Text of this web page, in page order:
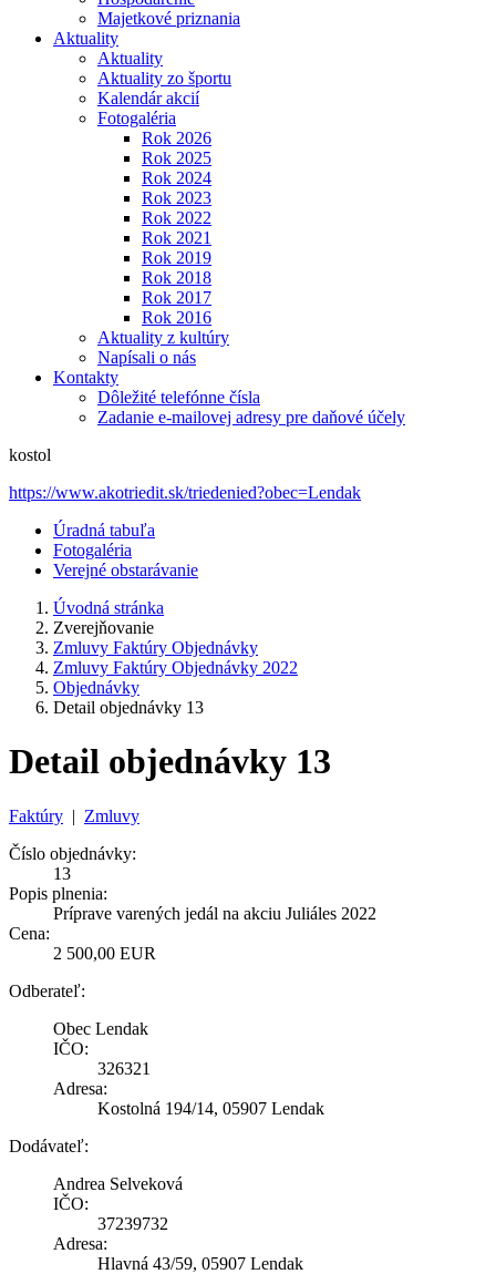
Majetkové priznania
Aktuality
Aktuality
Aktuality zo športu
Kalendár akcií
Fotogaléria
Rok 2026
Rok 2025
Rok 2024
Rok 2023
Rok 2022
Rok 2021
Rok 2019
Rok 2018
Rok 2017
Rok 2016
Aktuality z kultúry
Napísali o nás
Kontakty
Dôležité telefónne čísla
Zadanie e-mailovej adresy pre daňové účely
kostol
https://www.akotriedit.sk/triedenied?obec=Lendak
Úradná tabuľa
Fotogaléria
Verejné obstarávanie
Úvodná stránka
Zverejňovanie
Zmluvy Faktúry Objednávky
Zmluvy Faktúry Objednávky 2022
Objednávky
Detail objednávky 13
Detail objednávky 13
Faktúry | Zmluvy
Číslo objednávky:
13
Popis plnenia:
Príprave varených jedál na akciu Juliáles 2022
Cena:
2 500,00 EUR
Odberateľ:
Obec Lendak
IČO:
326321
Adresa:
Kostolná 194/14, 05907 Lendak
Dodávateľ:
Andrea Selveková
IČO:
37239732
Adresa:
Hlavná 43/59, 05907 Lendak